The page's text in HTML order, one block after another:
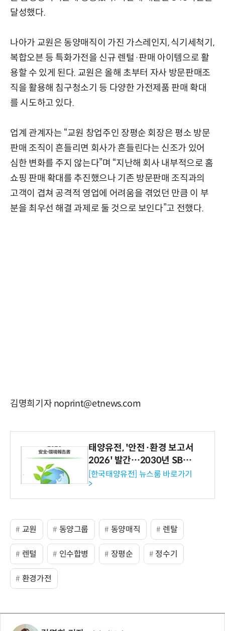
달성했다.
나아가 교원은 동양매직이 가진 가스레인지, 식기세척기,
복합오븐 등 특화가전을 신규 렌털·판매 아이템으로 활
용할 수 있게 된다. 교원은 올해 초부터 자사 방문판매조
직을 활용해 침구청소기 등 다양한 가전제품 판매 확대
를 시도하고 있다.
업계 관계자는 “교원 창업주인 장평순 회장은 평소 방문
판매 조직이 흔들리면 회사가 흔들린다는 신조가 있어
심한 변화를 주지 않는다”며 “지난해 회사 내부적으로 홈
쇼핑 판매 확대를 추진했으나 기존 방문판매 조직과의
고객이 겹쳐 공격적 영업에 어려움을 겪었던 만큼 이 부
분을 최우선 해결 과제로 둘 것으로 보인다”고 전했다.
김명희기자 noprint@etnews.com
태양유전, '안전·환경 보고서
2026' 발간…2030년 SBT
수준 온실가스 감축 추진
[한국태양유전] 뉴스룸 바로가기
>
교원 동양그룹 동양매직 렌탈
렌털 인수합병 장평순 정수기
환경가전